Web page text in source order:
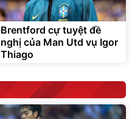
Brentford cự tuyệt đề
nghị của Man Utd vụ Igor
Thiago